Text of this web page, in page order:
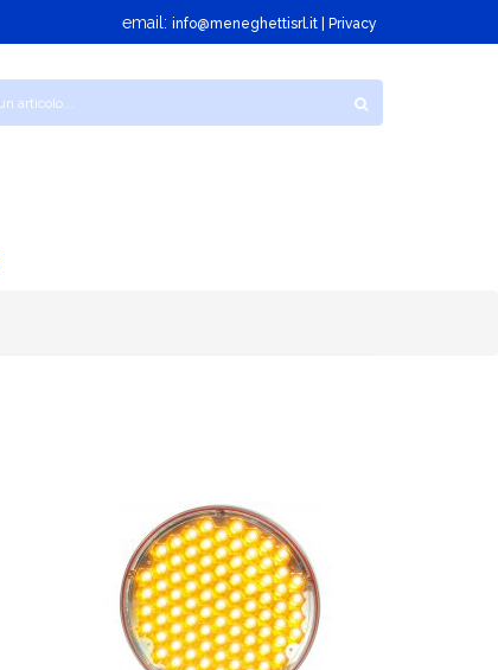
email: info@meneghettisrl.it | Privacy